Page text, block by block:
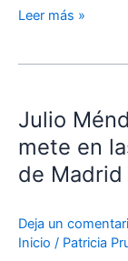
Navas
Leer más »
Julio
mete en
de Madrid
Deja un
Inicio / Patricia
corta
una
oreja
y
mete
en